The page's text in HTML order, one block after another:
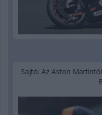
Sajtó: Az Aston